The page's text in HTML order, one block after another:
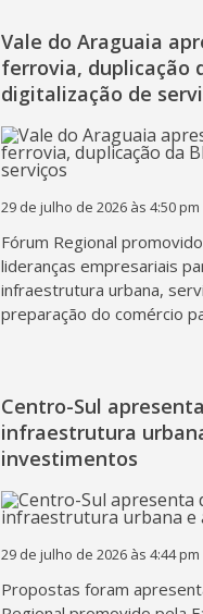
Vale do Araguaia
ferrovia, duplicação
digitalização de
29 de julho de 2026 às 4:50 pm
Fórum Regional
lideranças empresariais
infraestrutura urbana,
preparação do comércio
Centro-Sul
infraestrutura
investimentos
29 de julho de 2026 às 4:44 pm
Propostas foram